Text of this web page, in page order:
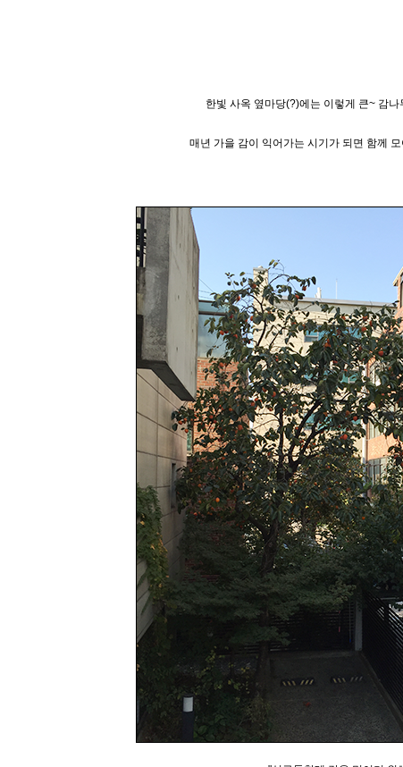
한빛 사옥 옆마당(?)에는 이렇게 큰~ 감나
매년 가을 감이 익어가는 시기가 되면 함께